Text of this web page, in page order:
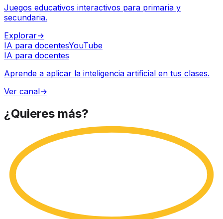
Juegos educativos interactivos para primaria y
secundaria.
Explorar→
IA para docentesYouTube
IA para docentes
Aprende a aplicar la inteligencia artificial en tus clases.
Ver canal→
¿Quieres más?